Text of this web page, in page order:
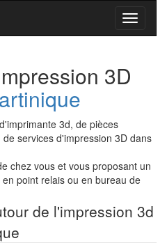
Toggle
3D
3d, de pièces
services d'impression 3D dans
chez vous et vous proposant un
point relais ou en bureau de
de l'impression 3d